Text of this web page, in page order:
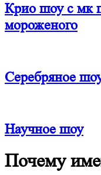
Крио шоу с мк
мороженого
Серебряное
Научное шоу
Почему